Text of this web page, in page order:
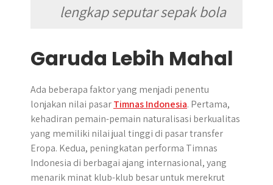
lengkap seputar sepak bola
Garuda Lebih Mahal
Ada beberapa faktor yang menjadi penentu
lonjakan nilai pasarTimnas Indonesia. Pertama,
kehadiran pemain-pemain naturalisasi berkualitas
yang memiliki nilai jual tinggi di pasar transfer
Eropa. Kedua, peningkatan performa Timnas
Indonesia di berbagai ajang internasional, yang
menarik minat klub-klub besar untuk merekrut